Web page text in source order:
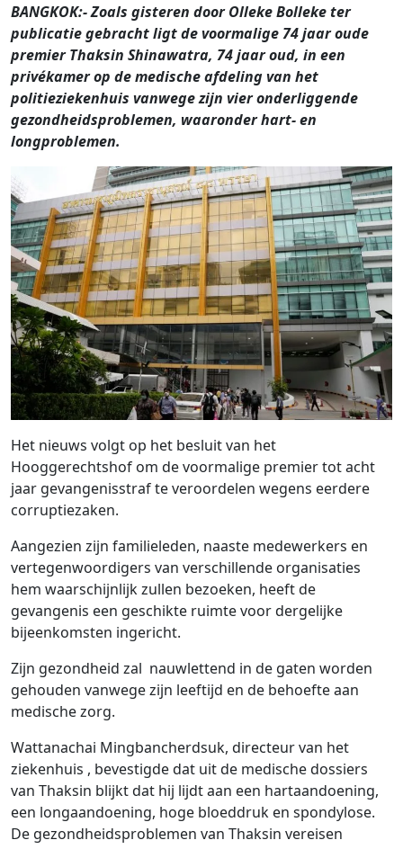
BANGKOK:- Zoals gisteren door Olleke Bolleke ter
publicatie gebracht ligt de voormalige 74 jaar oude
premier Thaksin Shinawatra, 74 jaar oud, in een
privékamer op de medische afdeling van het
politieziekenhuis vanwege zijn vier onderliggende
gezondheidsproblemen, waaronder hart- en
longproblemen.
Het nieuws volgt op het besluit van het
Hooggerechtshof om de voormalige premier tot acht
jaar gevangenisstraf te veroordelen wegens eerdere
corruptiezaken.
Aangezien zijn familieleden, naaste medewerkers en
vertegenwoordigers van verschillende organisaties
hem waarschijnlijk zullen bezoeken, heeft de
gevangenis een geschikte ruimte voor dergelijke
bijeenkomsten ingericht.
Zijn gezondheid zal nauwlettend in de gaten worden
gehouden vanwege zijn leeftijd en de behoefte aan
medische zorg.
Wattanachai Mingbancherdsuk, directeur van het
ziekenhuis , bevestigde dat uit de medische dossiers
van Thaksin blijkt dat hij lijdt aan een hartaandoening,
een longaandoening, hoge bloeddruk en spondylose.
De gezondheidsproblemen van Thaksin vereisen